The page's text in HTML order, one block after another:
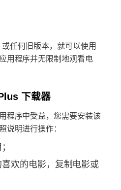
任何旧版本，就可以使用
用程序并无限制地观看电
下载器
程序中受益，您需要安装该
说明进行操作：
欢的电影，复制电影或